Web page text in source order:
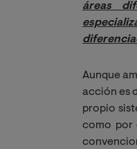
áreas
Aunque
acción es
propio
como por